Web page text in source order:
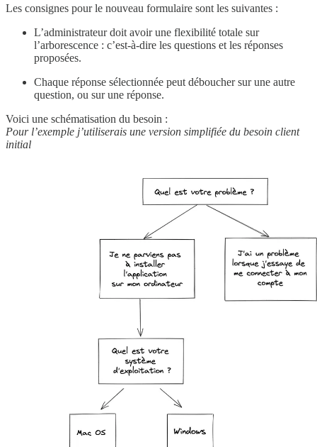
Les consignes pour le nouveau formulaire sont les suivantes :
L’administrateur doit avoir une flexibilité totale sur
l’arborescence : c’est-à-dire les questions et les réponses
proposées.
Chaque réponse sélectionnée peut déboucher sur une autre
question, ou sur une réponse.
Voici une schématisation du besoin :
Pour l’exemple j’utiliserais une version simplifiée du besoin client
initial